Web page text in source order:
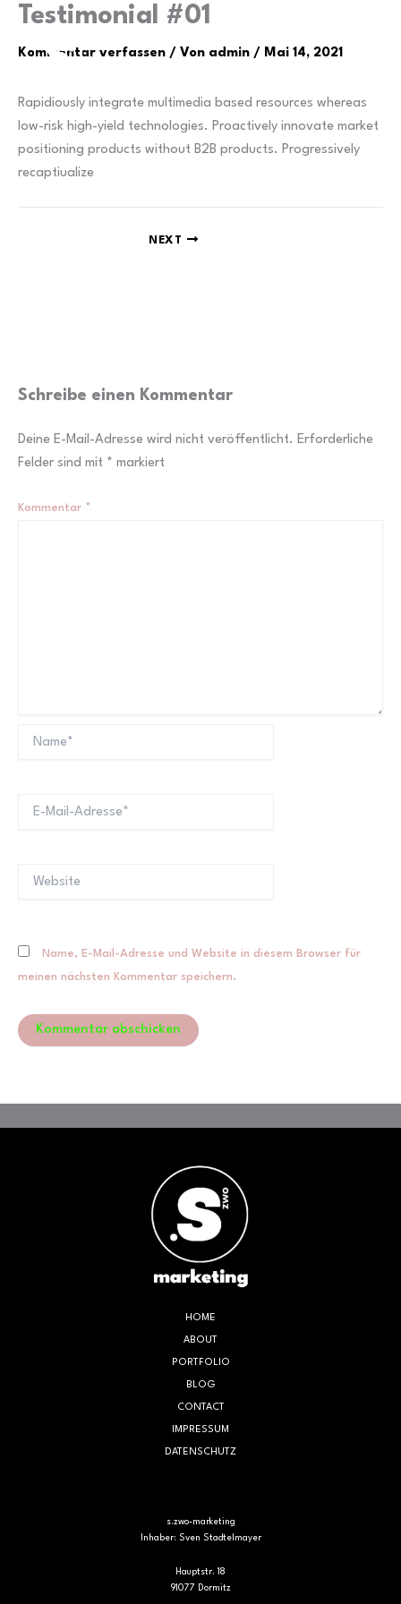
Zum
springen
Testimonial #01
Kommentar verfassen / Von admin / Mai 14, 2021
Rapidiously integrate multimedia based resources whereas
low-risk high-yield technologies. Proactively innovate market
positioning products without B2B products. Progressively
recaptiualize
NEXT
Schreibe einen Kommentar
Deine E-Mail-Adresse wird nicht veröffentlicht. Erforderliche
Felder sind mit * markiert
Kommentar *
Mail-
Name, E-Mail-Adresse und Website in diesem Browser für
meinen nächsten Kommentar speichern.
HOME
ABOUT
PORTFOLIO
BLOG
CONTACT
IMPRESSUM
DATENSCHUTZ
s.zwo-marketing
Inhaber: Sven Stadtelmayer
Hauptstr. 18
91077 Dormitz